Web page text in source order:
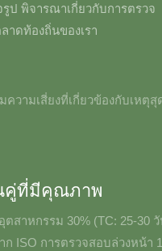
ป พิจารณาเกี่ยวกับการตรวจ
าดท้องถิ่นของเรา
วามเสี่ยงที่เกี่ยวข้องกับเหตุสุ
คู่ที่มีคุณภาพ
ตสาหกรรม 30% (TC: 25-30
ISO การตรวจสอบล่วงหน้า